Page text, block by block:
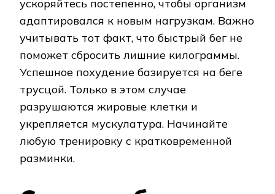
ускоряйтесь постепенно, чтобы организм
адаптировался к новым нагрузкам. Важно
учитывать тот факт, что быстрый бег не
поможет сбросить лишние килограммы.
Успешное похудение базируется на беге
трусцой. Только в этом случае
разрушаются жировые клетки и
укрепляется мускулатура. Начинайте
любую тренировку с кратковременной
разминки.